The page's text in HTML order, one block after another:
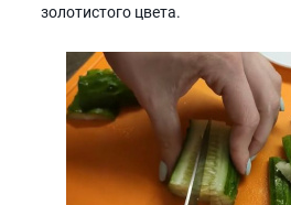
золотистого цвета.